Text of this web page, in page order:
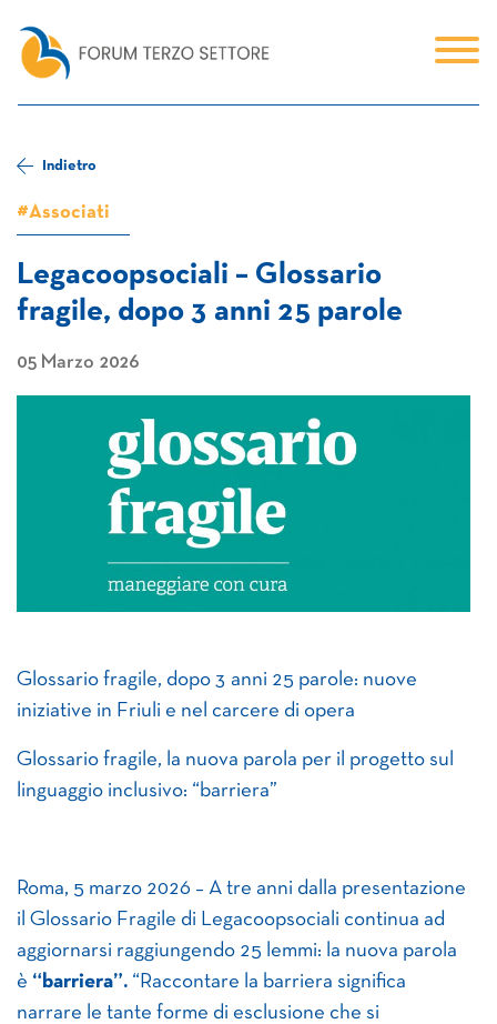
Indietro
#Associati
Legacoopsociali – Glossario
fragile, dopo 3 anni 25 parole
05 Marzo 2026
Glossario fragile, dopo 3 anni 25 parole: nuove
iniziative in Friuli e nel carcere di opera
Glossario fragile, la nuova parola per il progetto sul
linguaggio inclusivo: “barriera”
Roma, 5 marzo 2026 – A tre anni dalla presentazione
il Glossario Fragile di Legacoopsociali continua ad
aggiornarsi raggiungendo 25 lemmi: la nuova parola
è “barriera”. “Raccontare la barriera significa
narrare le tante forme di esclusione che si